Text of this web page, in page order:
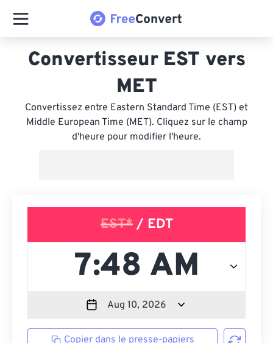
Convertisseur EST vers
MET
Convertissez entre Eastern Standard Time (EST) et
Middle European Time (MET). Cliquez sur le champ
d'heure pour modifier l'heure.
EST*/ EDT
Copier dans le presse-papiers